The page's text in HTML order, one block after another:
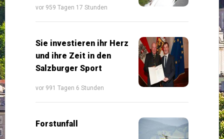
vor 959 Tagen 17 Stunden
Sie investieren ihr Herz
und ihre Zeit in den
Salzburger Sport
vor 991 Tagen 6 Stunden
Forstunfall